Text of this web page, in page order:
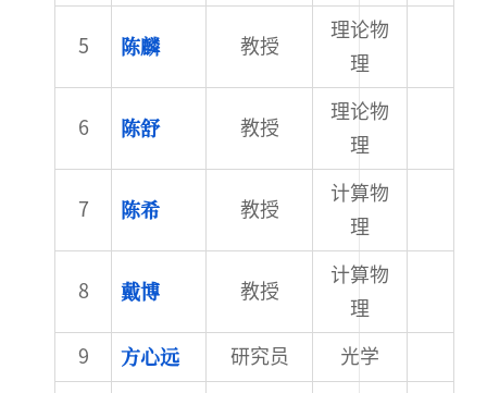
陈麟 教授
理论物
理
陈舒 教授
理论物
理
陈希 教授
计算物
理
戴博 教授
计算物
理
方心远 研究员 光学